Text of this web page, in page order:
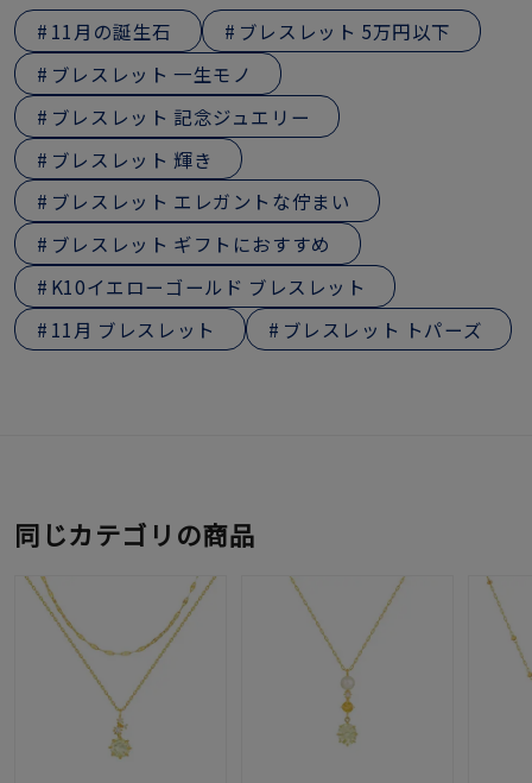
11月の誕生石
ブレスレット 5万円以下
ブレスレット 一生モノ
ブレスレット 記念ジュエリー
ブレスレット 輝き
ブレスレット エレガントな佇まい
ブレスレット ギフトにおすすめ
K10イエローゴールド ブレスレット
11月 ブレスレット
ブレスレット トパーズ
同じカテゴリの商品